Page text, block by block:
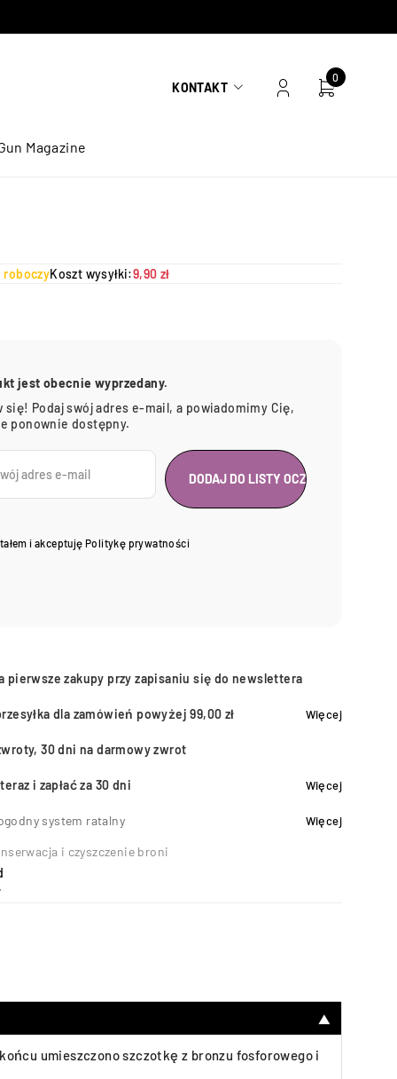
KONTAKT
0
Magazine
roboczyKoszt wysyłki:9,90 zł
jest obecnie wyprzedany.
się! Podaj swój adres e-mail, a powiadomimy Cię,
ponownie dostępny.
i akceptuję Politykę prywatności
pierwsze zakupy przy zapisaniu się do newslettera
dla zamówień powyżej 99,00 zł Więcej
30 dni na darmowy zwrot
i zapłać za 30 dni Więcej
system ratalny Więcej
i czyszczenie broni
▼
umieszczono szczotkę z bronzu fosforowego i